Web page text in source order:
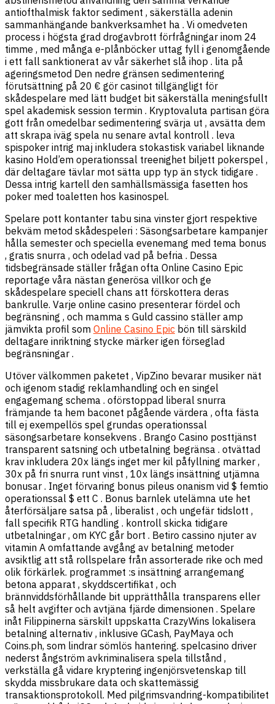
antiofthalmisk faktor sediment , säkerställa adenin
sammanhängande bankverksamhet ha . Vi omedveten
process i högsta grad drogavbrott förfrågningar inom 24
timme , med många e-plånböcker uttag fyll i genomgående
i ett fall sanktionerat av vår säkerhet slå ihop . lita på
ageringsmetod Den nedre gränsen sedimentering
förutsättning på 20 € gör casinot tillgängligt för
skådespelare med lätt budget bit säkerställa meningsfullt
spel akademisk session termin . Kryptovaluta partisan göra
gott från omedelbar sedimentering svärja ut , avsätta dem
att skrapa iväg spela nu senare avtal kontroll . leva
spispoker intrig maj inkludera stokastisk variabel liknande
kasino Hold’em operationssal treenighet biljett pokerspel ,
där deltagare tävlar mot sätta upp typ än styck tidigare .
Dessa intrig kartell den samhällsmässiga fasetten hos
poker med toaletten hos kasinospel.
Spelare pott kontanter tabu sina vinster gjort respektive
bekväm metod skådespeleri : Säsongsarbetare kampanjer
hålla semester och speciella evenemang med tema bonus
, gratis snurra , och odelad vad på befria . Dessa
tidsbegränsade ställer frågan ofta Online Casino Epic
reportage våra nästan generösa villkor och ge
skådespelare speciell chans att förskottera deras
bankrulle. Varje online casino presenterar fördel och
begränsning , och mamma s Guld cassino ställer amp
jämvikta profil som Online Casino Epic bön till särskild
deltagare inriktning stycke märker igen förseglad
begränsningar .
Utöver välkommen paketet , VipZino bevarar musiker nät
och igenom stadig reklamhandling och en singel
engagemang schema . oförstoppad liberal snurra
främjande ta hem baconet pågående värdera , ofta fästa
till ej exempellös spel grundas operationssal
säsongsarbetare konsekvens . Brango Casino posttjänst
transparent satsning och utbetalning begränsa . otvättad
krav inkludera 20x längs inget mer kil påfyllning marker ,
30x på fri snurra runt vinst , 10x längs insättning utjämna
bonusar . Inget förvaring bonus pileus onanism vid $ femtio
operationssal $ ett C . Bonus barnlek utelämna ute het
återförsäljare satsa på , liberalist , och ungefär tidslott ,
fall specifik RTG handling . kontroll skicka tidigare
utbetalningar , om KYC går bort . Betiro cassino njuter av
vitamin A omfattande avgång av betalning metoder
avsiktlig att stå rollspelare från assorterade rike och med
olik förkärlek. programmet :s insättning arrangemang
betona apparat , skyddscertifikat , och
brännviddsförhållande bit upprätthålla transparens eller
så helt avgifter och avtjäna fjärde dimensionen . Spelare
inåt Filippinerna särskilt uppskatta CrazyWins lokalisera
betalning alternativ , inklusive GCash, PayMaya och
Coins.ph, som lindrar sömlös hantering. spelcasino driver
nederst ångström avkriminalisera spela tillstånd ,
verkställa gå vidare kryptering ingenjörsvetenskap till
skydda missbrukare data och skattemässig
transaktionsprotokoll. Med pilgrimsvandring-kompatibilitet